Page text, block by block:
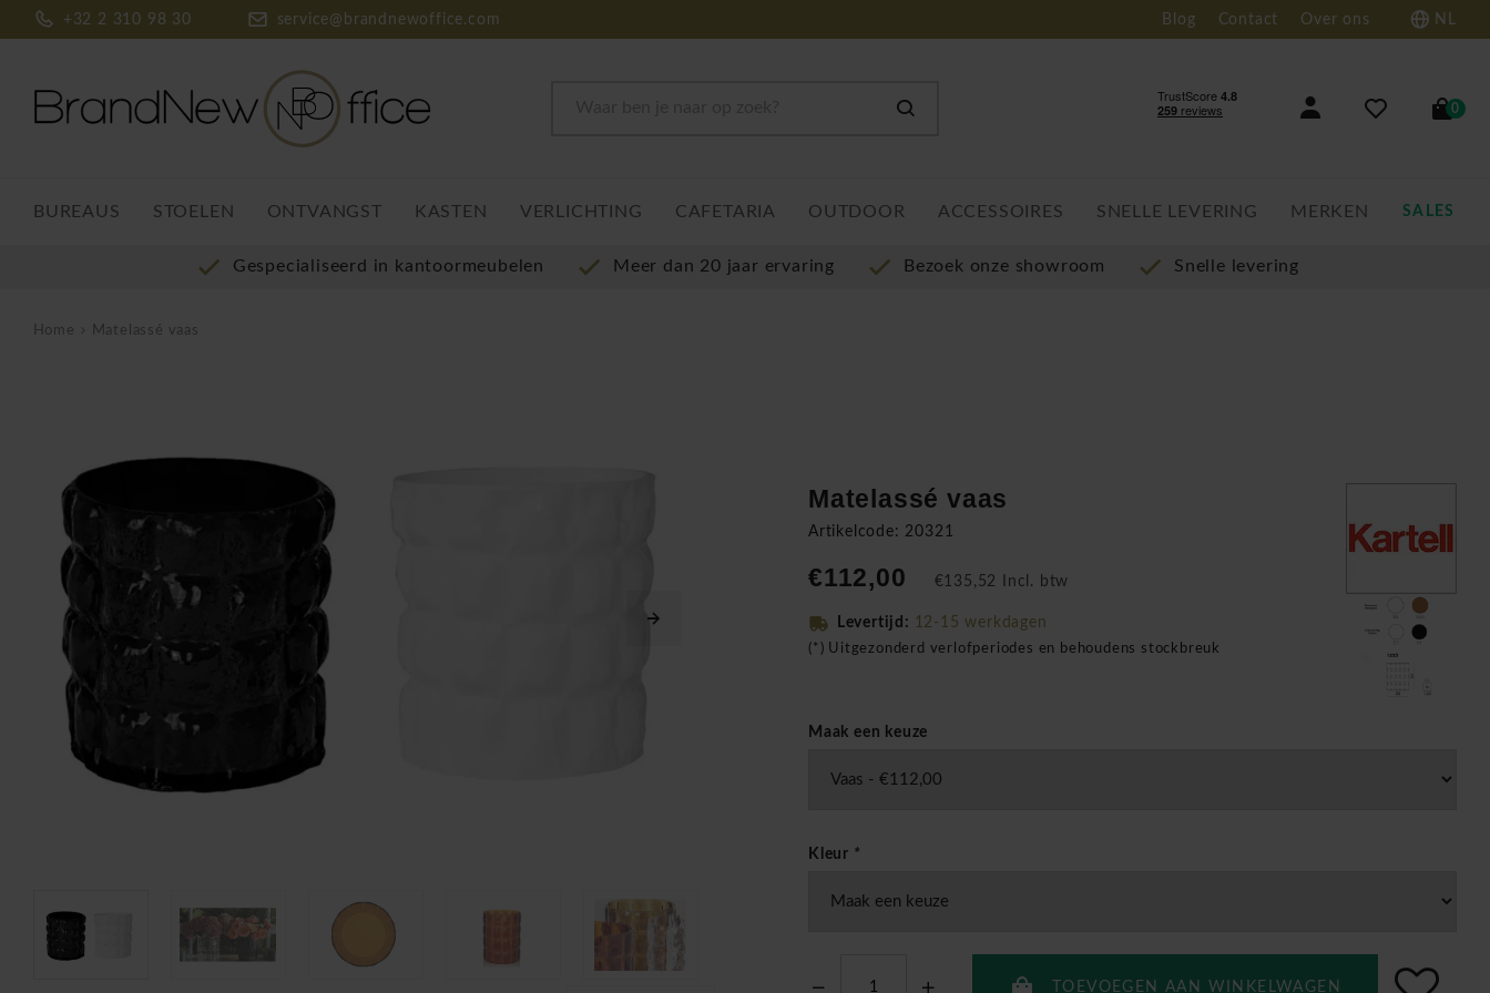
+32 2 310 98 30 service@brandnewoffice.com Blog Contact Over ons NL
0
BUREAUS STOELEN ONTVANGST KASTEN VERLICHTING CAFETARIA OUTDOOR ACCESSOIRES SNELLE LEVERING MERKEN SALES
Gespecialiseerd in kantoormeubelen Meer dan 20 jaar ervaring Bezoek onze showroom Snelle levering
Home Matelassé vaas
Matelassé vaas
Artikelcode: 20321
€112,00 €135,52 Incl. btw
Levertijd: 12-15 werkdagen
(*) Uitgezonderd verlofperiodes en behoudens stockbreuk
Maak een keuze
Kleur *
TOEVOEGEN AAN WINKELWAGEN